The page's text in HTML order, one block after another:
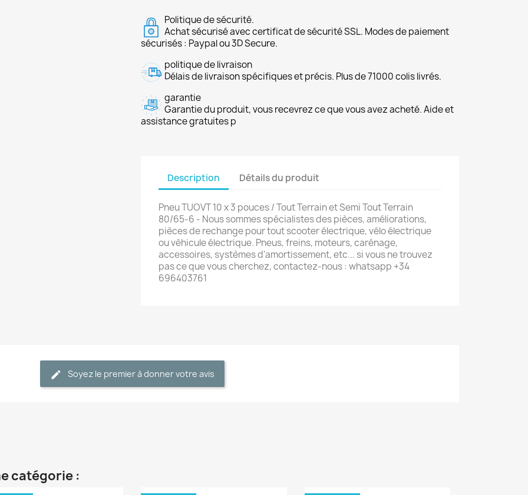
Politique de sécurité.
Achat sécurisé avec certificat de sécurité SSL. Modes de paiement
sécurisés : Paypal ou 3D Secure.
politique de livraison
Délais de livraison spécifiques et précis. Plus de 71000 colis livrés.
garantie
Garantie du produit, vous recevrez ce que vous avez acheté. Aide et
assistance gratuites p
Description Détails du produit
Pneu TUOVT 10 x 3 pouces / Tout Terrain et Semi Tout Terrain
80/65-6 - Nous sommes spécialistes des pièces, améliorations,
pièces de rechange pour tout scooter électrique, vélo électrique
ou véhicule électrique. Pneus, freins, moteurs, carénage,
accessoires, systèmes d'amortissement, etc... si vous ne trouvez
pas ce que vous cherchez, contactez-nous : whatsapp +34
696403761
Soyez le premier à donner votre avis
catégorie :